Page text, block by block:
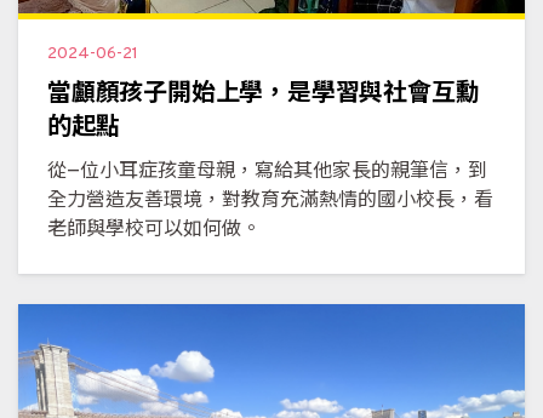
2024-06-21
當顱顏孩子開始上學，是學習與社會互勳
的起點
從—位小耳症孩童母親，寫給其他家長的親筆信，到
全力營造友善環境，對教育充滿熱情的國小校長，看
老師與學校可以如何做。